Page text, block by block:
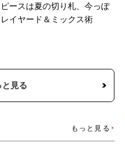
ースは夏の切り札、今っぽ
レイヤード＆ミックス術
と見る
もっと見る